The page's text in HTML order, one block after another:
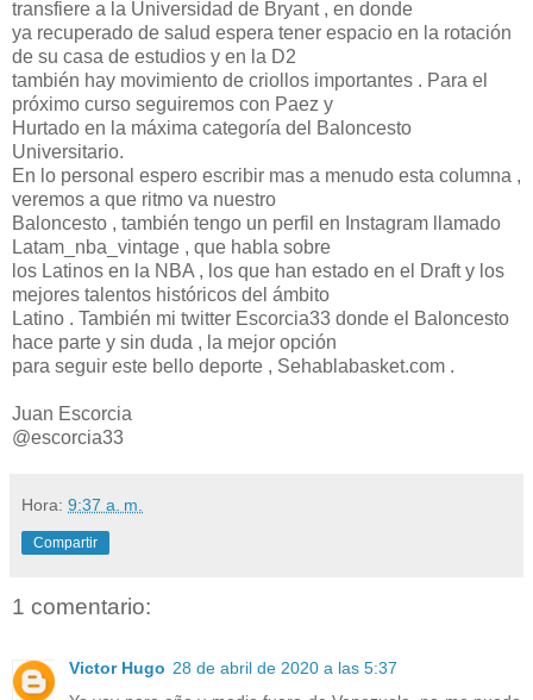
transfiere a la Universidad de Bryant , en donde
ya recuperado de salud espera tener espacio en la rotación
de su casa de estudios y en la D2
también hay movimiento de criollos importantes . Para el
próximo curso seguiremos con Paez y
Hurtado en la máxima categoría del Baloncesto
Universitario.
En lo personal espero escribir mas a menudo esta columna ,
veremos a que ritmo va nuestro
Baloncesto , también tengo un perfil en Instagram llamado
Latam_nba_vintage , que habla sobre
los Latinos en la NBA , los que han estado en el Draft y los
mejores talentos históricos del ámbito
Latino . También mi twitter Escorcia33 donde el Baloncesto
hace parte y sin duda , la mejor opción
para seguir este bello deporte , Sehablabasket.com .
Juan Escorcia
@escorcia33
Hora: 9:37 a. m.
Compartir
1 comentario:
Victor Hugo 28 de abril de 2020 a las 5:37